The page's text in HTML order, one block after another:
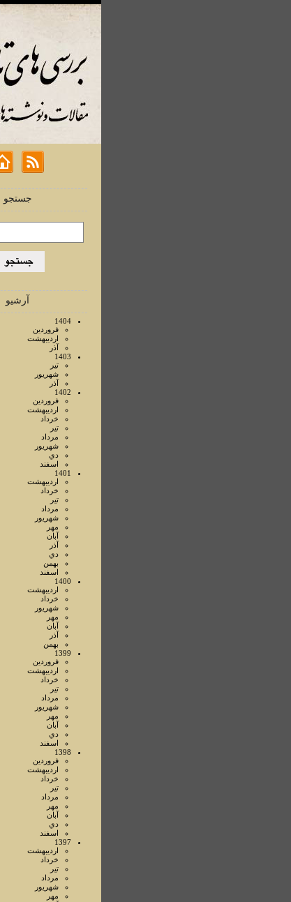
جستجو
آرشیو
1404
فروردين
ارديبهشت
آذر
1403
تير
شهريور
آذر
1402
فروردين
ارديبهشت
خرداد
تير
مرداد
شهريور
دي
اسفند
1401
ارديبهشت
خرداد
تير
مرداد
شهريور
مهر
آبان
آذر
دي
بهمن
اسفند
1400
ارديبهشت
خرداد
شهريور
مهر
آبان
آذر
بهمن
1399
فروردين
ارديبهشت
خرداد
تير
مرداد
شهريور
مهر
آبان
دي
اسفند
1398
فروردين
ارديبهشت
خرداد
تير
مرداد
مهر
آبان
دي
اسفند
1397
ارديبهشت
خرداد
تير
مرداد
شهريور
مهر